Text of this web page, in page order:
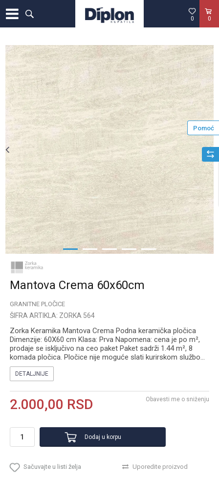
0
0
1 2 3 4 5
Mantova Crema 60x60cm
GRANITNE PLOČICE
ŠIFRA ARTIKLA: ZORKA 564
Zorka Keramika Mantova Crema Podna keramička pločica
Dimenzije: 60X60 cm Klasa: Prva Napomena: cena je po m²,
prodaje se isključivo na ceo paket Paket sadrži 1.44 m², 8
komada pločica. Pločice nije moguće slati kurirskom službo...
DETALJNIJE
2.000,00 RSD Obavesti me o sniženju
Dodaj u korpu
Sačuvajte u listi želja Uporedite proizvod
Pomoć